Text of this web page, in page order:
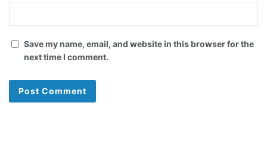
Save my name, email, and website in this browser for the
next time I comment.